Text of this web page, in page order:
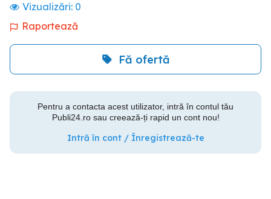
Vizualizări: 0
Raportează
Fă ofertă
Pentru a contacta acest utilizator, intră în contul tău
Publi24.ro sau creează-ți rapid un cont nou!
Intră în cont / Înregistrează-te